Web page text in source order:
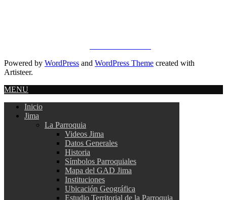
Powered by WordPress and WordPress Theme created with
Artisteer.
MENU
Inicio
Jima
La Parroquia
Videos Jima
Datos Generales
Historia
Símbolos Parroquiales
Mapa del GAD Jima
Instituciones
Ubicación Geográfica
Estudio Territorial de la Parroquia